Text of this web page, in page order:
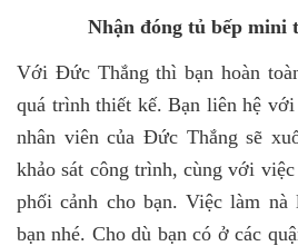
Nhận đóng tủ bếp mini
Với Đức Thắng thì bạn hoàn
quá trình thiết kế. Bạn liên hệ
nhân viên của Đức Thắng sẽ
khảo sát công trình, cùng với
phối cảnh cho bạn. Việc làm nà
bạn nhé. Cho dù bạn có ở các